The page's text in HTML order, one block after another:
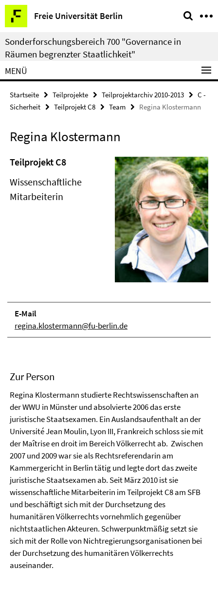
Springe
direkt
zu
Inhalt
Freie Universität Berlin
Service-
Navigation
Sonderforschungsbereich 700 "Governance in
Räumen begrenzter Staatlichkeit"
MENÜ
Startseite Teilprojekte Teilprojektarchiv 2010-2013
C -
Sicherheit
Teilprojekt C8 Team Regina Klostermann
Regina Klostermann
Teilprojekt C8
Wissenschaftliche
Mitarbeiterin
E-Mail
regina.klostermann@fu-berlin.de
Zur Person
Regina Klostermann studierte Rechtswissenschaften an
der WWU in Münster und absolvierte 2006 das erste
juristische Staatsexamen. Ein Auslandsaufenthalt an der
Université Jean Moulin, Lyon III, Frankreich schloss sie mit
der Maîtrise en droit im Bereich Völkerrecht ab. Zwischen
2007 und 2009 war sie als Rechtsreferendarin am
Kammergericht in Berlin tätig und legte dort das zweite
juristische Staatsexamen ab. Seit März 2010 ist sie
wissenschaftliche Mitarbeiterin im Teilprojekt C8 am SFB
und beschäftigt sich mit der Durchsetzung des
humanitären Völkerrechts vornehmlich gegenüber
nichtstaatlichen Akteuren. Schwerpunktmäßig setzt sie
sich mit der Rolle von Nichtregierungsorganisationen bei
der Durchsetzung des humanitären Völkerrechts
auseinander.